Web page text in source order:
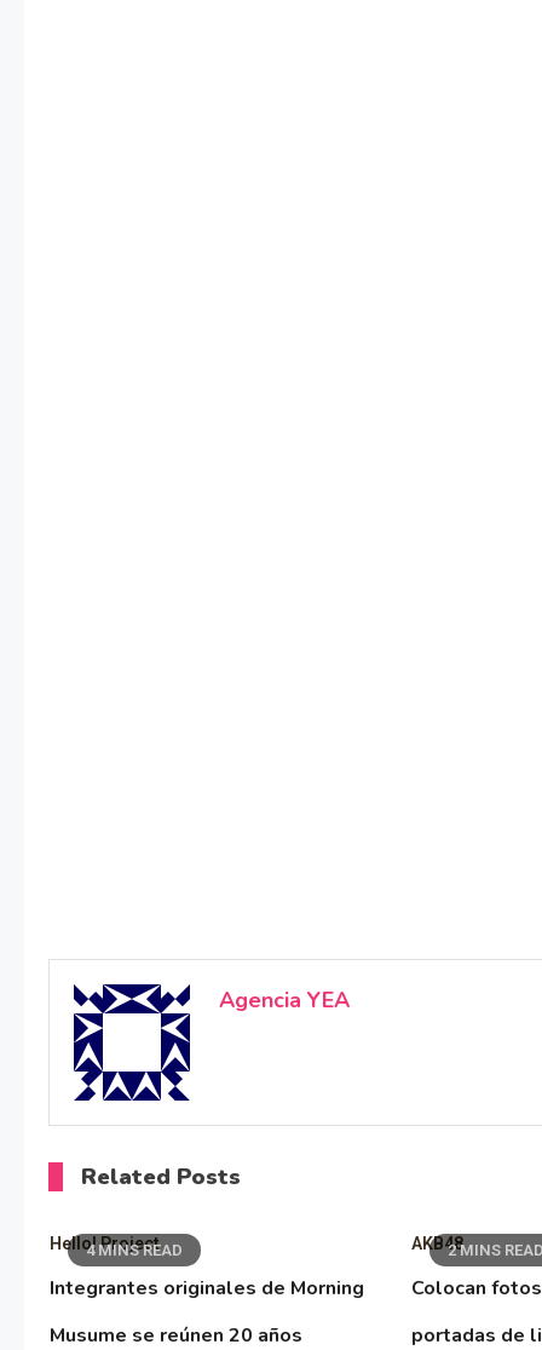
Agencia YEA
Related Posts
4 MINS READ
Hello! Project
Integrantes originales de Morning
Musume se reúnen 20 años
2 MINS READ
AKB48
Colocan
portadas de